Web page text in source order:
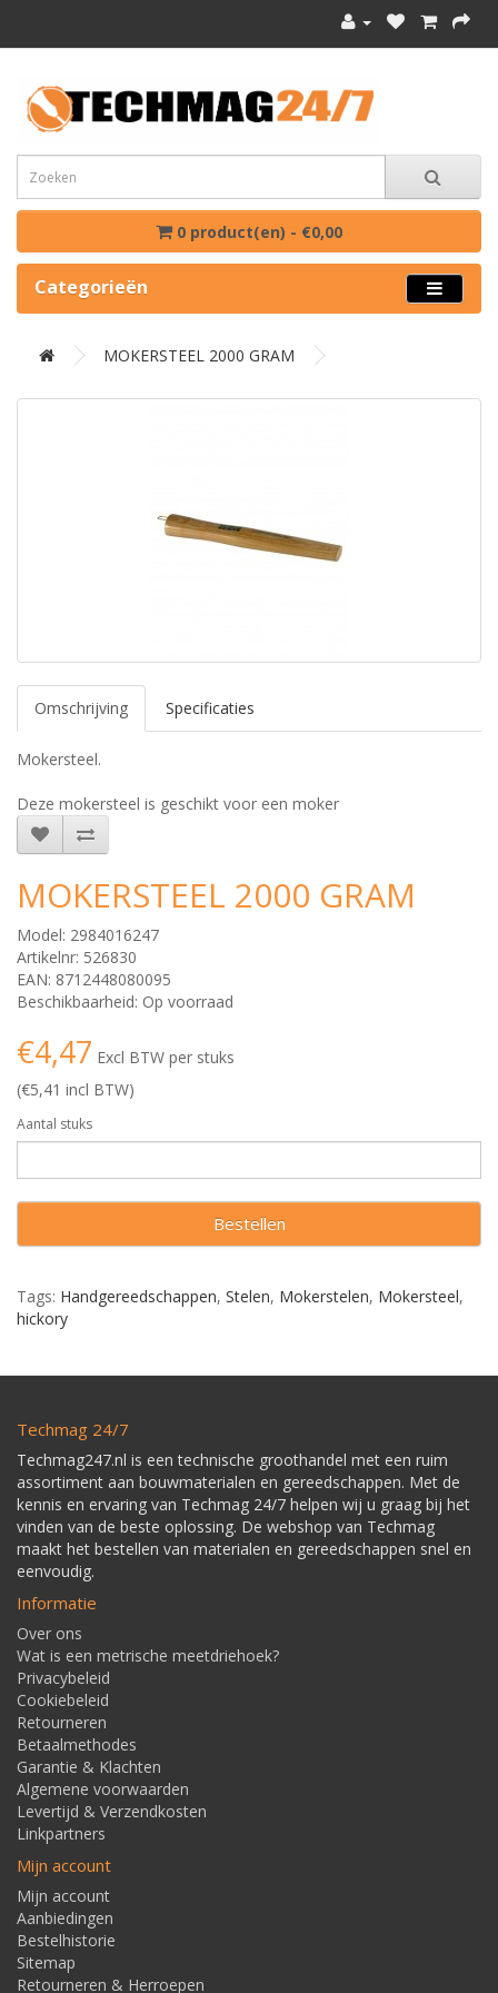
0 product(en) - €0,00
Categorieën
MOKERSTEEL 2000 GRAM
Omschrijving Specificaties
Mokersteel.
Deze mokersteel is geschikt voor een moker
MOKERSTEEL 2000 GRAM
Model: 2984016247
Artikelnr: 526830
EAN: 8712448080095
Beschikbaarheid: Op voorraad
€4,47 Excl BTW per stuks
(€5,41 incl BTW)
Aantal stuks
Bestellen
Tags: Handgereedschappen, Stelen, Mokerstelen, Mokersteel,
hickory
Techmag 24/7
Techmag247.nl is een technische groothandel met een ruim
assortiment aan bouwmaterialen en gereedschappen. Met de
kennis en ervaring van Techmag 24/7 helpen wij u graag bij het
vinden van de beste oplossing. De webshop van Techmag
maakt het bestellen van materialen en gereedschappen snel en
eenvoudig.
Informatie
Over ons
Wat is een metrische meetdriehoek?
Privacybeleid
Cookiebeleid
Retourneren
Betaalmethodes
Garantie & Klachten
Algemene voorwaarden
Levertijd & Verzendkosten
Linkpartners
Mijn account
Mijn account
Aanbiedingen
Bestelhistorie
Sitemap
Retourneren & Herroepen